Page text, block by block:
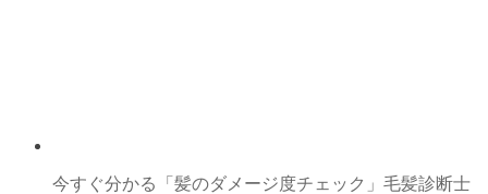
今すぐ分かる「髪のダメージ度チェック」毛髪診断士